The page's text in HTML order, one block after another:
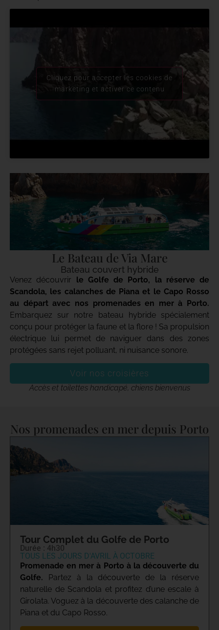
Cliquez pour accepter les cookies de
marketing et activer ce contenu
Le Bateau de Via Mare
Bateau couvert hybride
Venez découvrir le Golfe de Porto, la réserve de
Scandola, les calanches de Piana et le Capo Rosso
au départ avec nos promenades en mer à Porto.
Embarquez sur notre bateau hybride spécialement
conçu pour protéger la faune et la flore ! Sa propulsion
électrique lui permet de naviguer dans des zones
protégées sans rejet polluant, ni nuisance sonore.
Voir nos croisières
Accès et toilettes handicapé, chiens bienvenus
Nos promenades en mer depuis Porto
Tour Complet du Golfe de Porto
Durée : 4h30
TOUS LES JOURS D'AVRIL À OCTOBRE
Promenade en mer à Porto à la découverte du
Golfe. Partez à la découverte de la réserve
naturelle de Scandola et profitez d’une escale à
Girolata. Voguez à la découverte des calanche de
Piana et du Capo Rosso.